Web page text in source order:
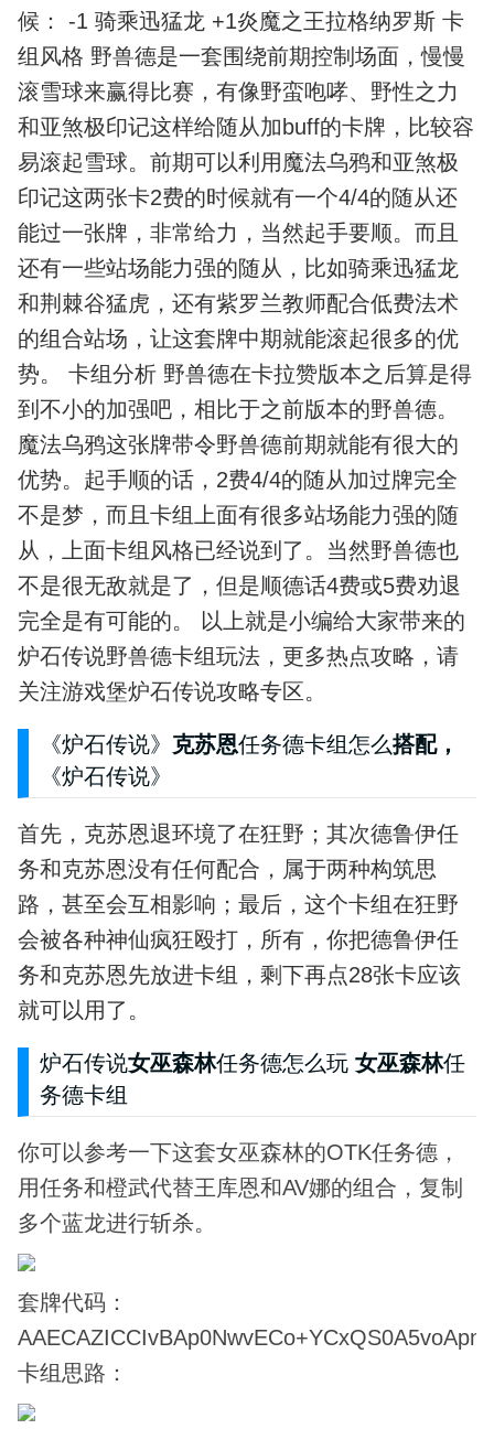
候： -1 骑乘迅猛龙 +1炎魔之王拉格纳罗斯 卡
组风格 野兽德是一套围绕前期控制场面，慢慢
滚雪球来赢得比赛，有像野蛮咆哮、野性之力
和亚煞极印记这样给随从加buff的卡牌，比较容
易滚起雪球。前期可以利用魔法乌鸦和亚煞极
印记这两张卡2费的时候就有一个4/4的随从还
能过一张牌，非常给力，当然起手要顺。而且
还有一些站场能力强的随从，比如骑乘迅猛龙
和荆棘谷猛虎，还有紫罗兰教师配合低费法术
的组合站场，让这套牌中期就能滚起很多的优
势。 卡组分析 野兽德在卡拉赞版本之后算是得
到不小的加强吧，相比于之前版本的野兽德。
魔法乌鸦这张牌带令野兽德前期就能有很大的
优势。起手顺的话，2费4/4的随从加过牌完全
不是梦，而且卡组上面有很多站场能力强的随
从，上面卡组风格已经说到了。当然野兽德也
不是很无敌就是了，但是顺德话4费或5费劝退
完全是有可能的。 以上就是小编给大家带来的
炉石传说野兽德卡组玩法，更多热点攻略，请
关注游戏堡炉石传说攻略专区。
《炉石传说》 克苏恩任务德卡组怎么搭配，
《炉石传说》
首先，克苏恩退环境了在狂野；其次德鲁伊任
务和克苏恩没有任何配合，属于两种构筑思
路，甚至会互相影响；最后，这个卡组在狂野
会被各种神仙疯狂殴打，所有，你把德鲁伊任
务和克苏恩先放进卡组，剩下再点28张卡应该
就可以用了。
炉石传说女巫森林任务德怎么玩女巫森林任
务德卡组
你可以参考一下这套女巫森林的OTK任务德，
用任务和橙武代替王库恩和AV娜的组合，复制
多个蓝龙进行斩杀。
套牌代码：
卡组思路：